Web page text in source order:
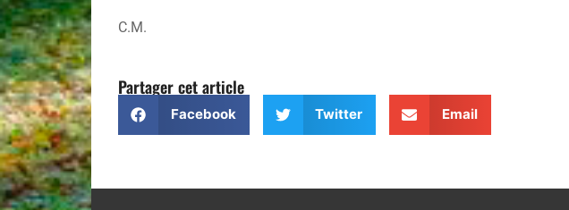
C.M.
Partager cet article
Facebook Twitter Email